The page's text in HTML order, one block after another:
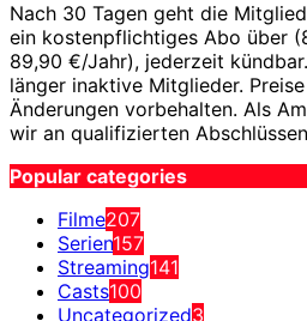
Nach 30 Tagen geht die
ein kostenpflichtiges Abo über
89,90 €/Jahr), jederzeit
länger inaktive Mitglieder.
Änderungen vorbehalten. Als
wir an qualifizierten
Popular categories
Filme207
Serien157
Streaming141
Casts100
Uncategorized3